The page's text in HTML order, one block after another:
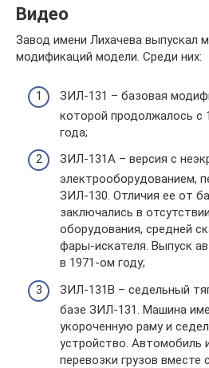
Видео
Завод имени Лихачева выпускал
модификаций модели. Среди них:
ЗИЛ-131 – базовая
которой продолжалось с
года;
ЗИЛ-131А – версия с
электрооборудованием,
ЗИЛ-130. Отличия ее от
заключались в
оборудования, средней
фары-искателя. Выпуск
в 1971-ом году;
ЗИЛ-131В – седельный
базе ЗИЛ-131. Машина
укороченную раму и
устройство. Автомобиль
перевозки грузов вместе